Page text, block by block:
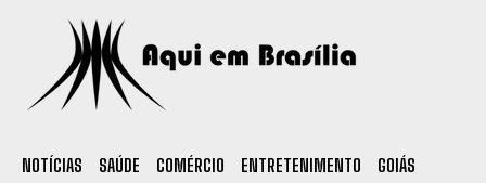
NOTÍCIAS SAÚDE COMÉRCIO ENTRETENIMENTO
GOIÁS